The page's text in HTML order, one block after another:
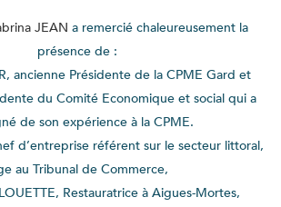
JEAN a remercié chaleureusement la
présence de :
ancienne Présidente de la CPME Gard et
du Comité Economique et social qui a
de son expérience à la CPME.
d’entreprise référent sur le secteur littoral,
au Tribunal de Commerce,
Restauratrice à Aigues-Mortes,